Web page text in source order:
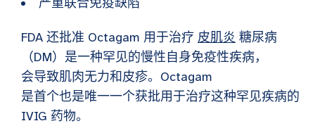
FDA 还批准 Octagam 用于治疗 皮肌炎 糖尿病
（DM）是一种罕见的慢性自身免疫性疾病，
会导致肌肉无力和皮疹。Octagam
是首个也是唯一一个获批用于治疗这种罕见疾病的
IVIG 药物。